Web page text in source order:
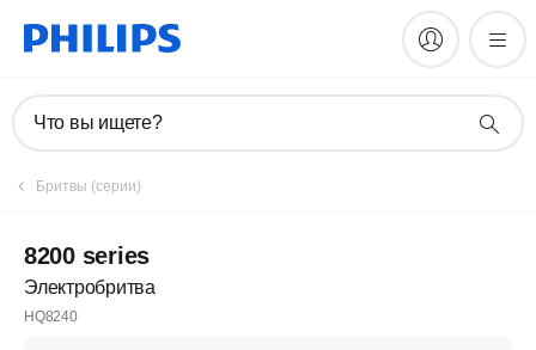
Что вы ищете?
Бритвы (серии)
8200 series
Электробритва
HQ8240